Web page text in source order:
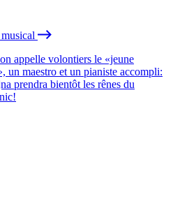
appelle volontiers le «jeune
un maestro et un pianiste accompli:
prendra bientôt les rênes du